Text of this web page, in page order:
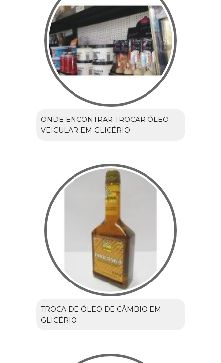
ONDE ENCONTRAR TROCAR ÓLEO
VEICULAR EM GLICÉRIO
TROCA DE ÓLEO DE CÂMBIO EM
GLICÉRIO